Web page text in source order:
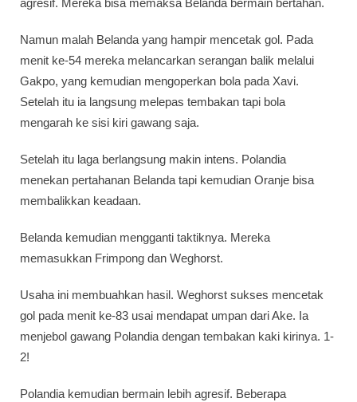
agresif. Mereka bisa memaksa Belanda bermain bertahan.
Namun malah Belanda yang hampir mencetak gol. Pada
menit ke-54 mereka melancarkan serangan balik melalui
Gakpo, yang kemudian mengoperkan bola pada Xavi.
Setelah itu ia langsung melepas tembakan tapi bola
mengarah ke sisi kiri gawang saja.
Setelah itu laga berlangsung makin intens. Polandia
menekan pertahanan Belanda tapi kemudian Oranje bisa
membalikkan keadaan.
Belanda kemudian mengganti taktiknya. Mereka
memasukkan Frimpong dan Weghorst.
Usaha ini membuahkan hasil. Weghorst sukses mencetak
gol pada menit ke-83 usai mendapat umpan dari Ake. Ia
menjebol gawang Polandia dengan tembakan kaki kirinya. 1-
2!
Polandia kemudian bermain lebih agresif. Beberapa